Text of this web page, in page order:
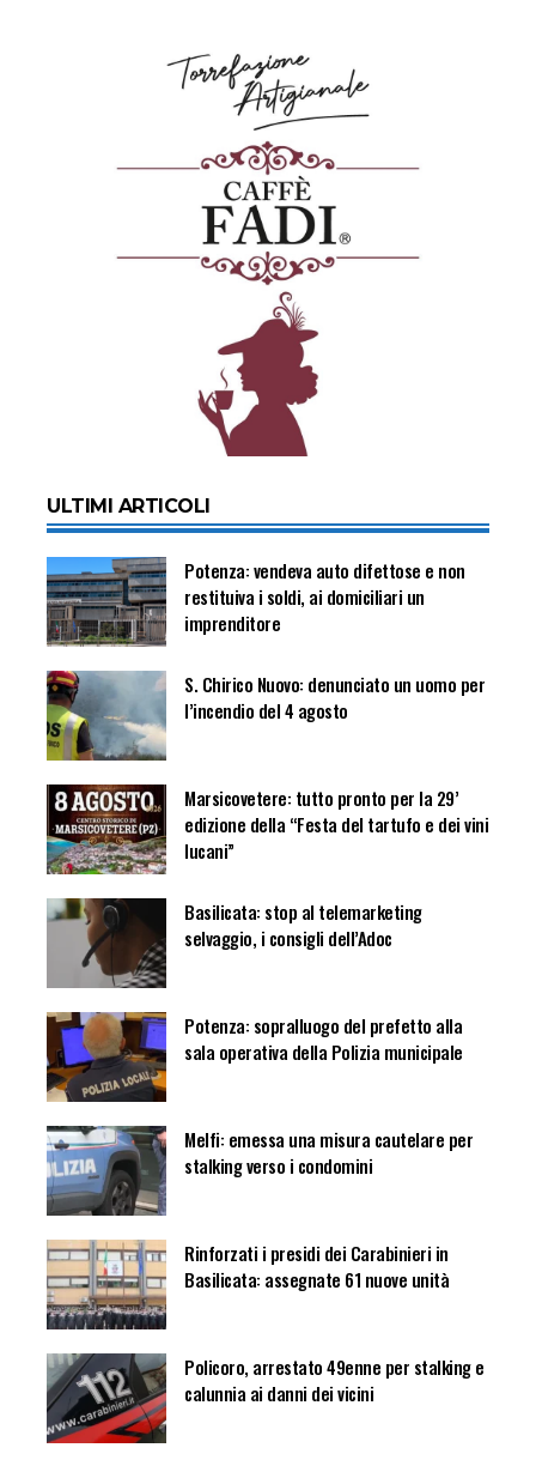
ULTIMI ARTICOLI
Potenza: vendeva auto difettose e non
restituiva i soldi, ai domiciliari un
imprenditore
S. Chirico Nuovo: denunciato un uomo per
l’incendio del 4 agosto
Marsicovetere: tutto pronto per la 29’
edizione della “Festa del tartufo e dei vini
lucani”
Basilicata: stop al telemarketing
selvaggio, i consigli dell’Adoc
Potenza: sopralluogo del prefetto alla
sala operativa della Polizia municipale
Melfi: emessa una misura cautelare per
stalking verso i condomini
Rinforzati i presidi dei Carabinieri in
Basilicata: assegnate 61 nuove unità
Policoro, arrestato 49enne per stalking e
calunnia ai danni dei vicini